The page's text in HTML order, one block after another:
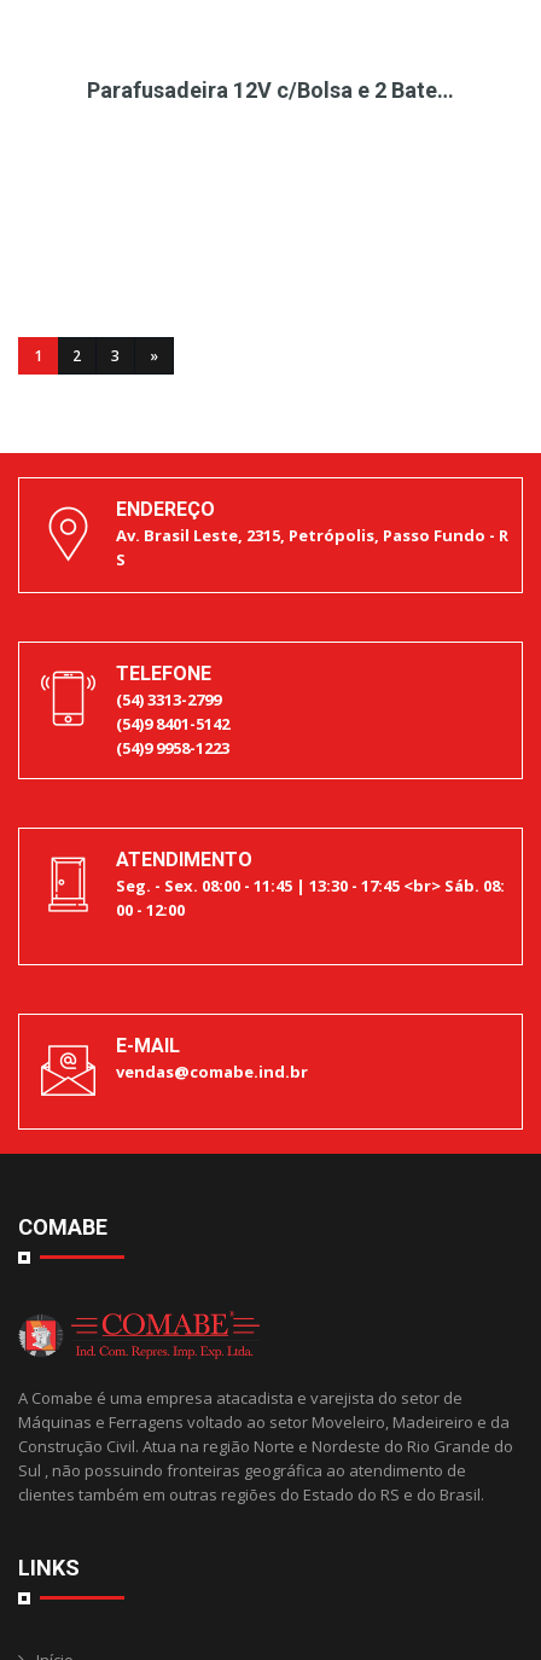
Parafusadeira 12V c/Bolsa e 2 Bate…
1 2 3 »
ENDEREÇO
Av. Brasil Leste, 2315, Petrópolis, Passo Fundo - R
S
TELEFONE
(54) 3313-2799
(54)9 8401-5142
(54)9 9958-1223
ATENDIMENTO
Seg. - Sex. 08:00 - 11:45 | 13:30 - 17:45 <br> Sáb. 08:
00 - 12:00
E-MAIL
vendas@comabe.ind.br
COMABE
A Comabe é uma empresa atacadista e varejista do setor de
Máquinas e Ferragens voltado ao setor Moveleiro, Madeireiro e da
Construção Civil. Atua na região Norte e Nordeste do Rio Grande do
Sul , não possuindo fronteiras geográfica ao atendimento de
clientes também em outras regiões do Estado do RS e do Brasil.
LINKS